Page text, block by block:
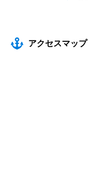
アクセスマップ